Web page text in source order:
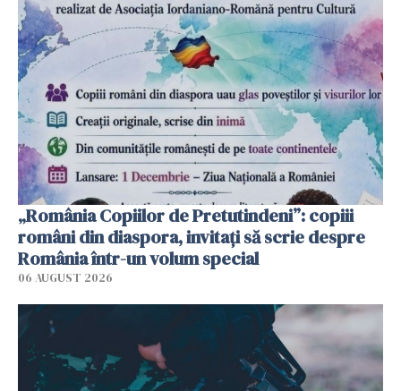
„România Copiilor de Pretutindeni”: copiii
români din diaspora, invitați să scrie despre
România într-un volum special
06 AUGUST 2026